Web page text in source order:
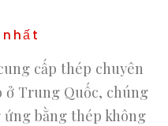
cấp thép chuyên
ở Trung Quốc, chúng
bằng thép không